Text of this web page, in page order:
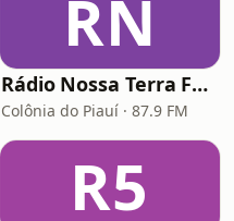
RN
Rádio Nossa Terra FM 87.9
Colônia do Piauí · 87.9 FM
R5